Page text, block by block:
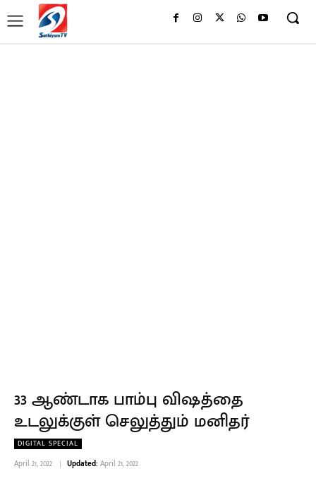
33 ஆண்டாக பாம்பு விஷத்தை
உடலுக்குள் செலுத்தும் மனிதர்
DIGITAL SPECIAL
April 21, 2022 Updated: April 21, 2022